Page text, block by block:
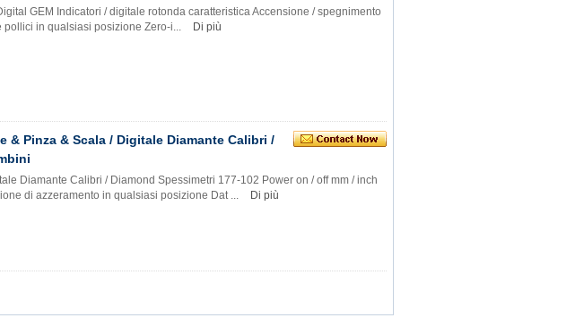
GEM Indicatori / digitale rotonda caratteristica Accensione / spegnimento
pollici in qualsiasi posizione Zero-i...
Di più
& Pinza & Scala / Digitale Diamante Calibri /
Diamante Calibri / Diamond Spessimetri 177-102 Power on / off mm / inch
di azzeramento in qualsiasi posizione Dat ...
Di più